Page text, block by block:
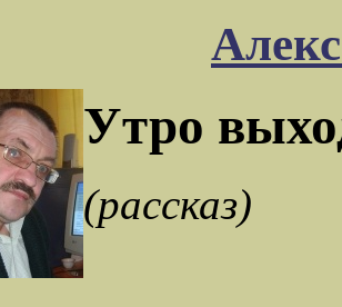
Утро
(рассказ)